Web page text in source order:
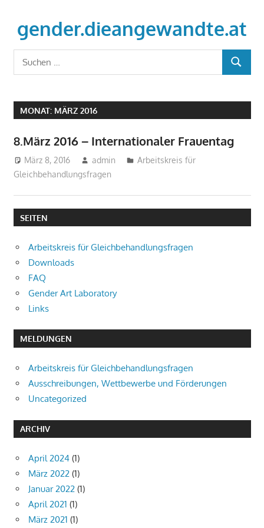
springengender.dieangewandte.at
Just
another
SUCHEN
MONAT: MÄRZ 2016
8.März 2016 – Internationaler Frauentag
März 8, 2016 admin
Arbeitskreis für
Gleichbehandlungsfragen
SEITEN
Arbeitskreis für Gleichbehandlungsfragen
Downloads
FAQ
Gender Art Laboratory
Links
MELDUNGEN
Arbeitskreis für Gleichbehandlungsfragen
Ausschreibungen, Wettbewerbe und Förderungen
Uncategorized
ARCHIV
April 2024 (1)
März 2022 (1)
Januar 2022 (1)
April 2021 (1)
März 2021 (1)